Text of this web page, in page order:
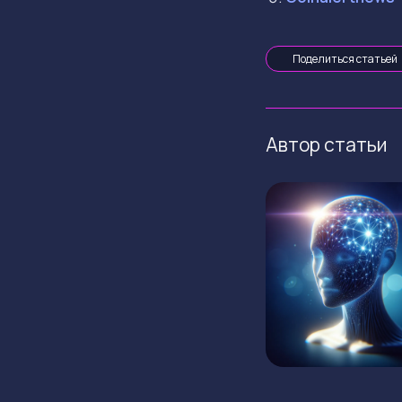
Поделиться статьей
Автор статьи